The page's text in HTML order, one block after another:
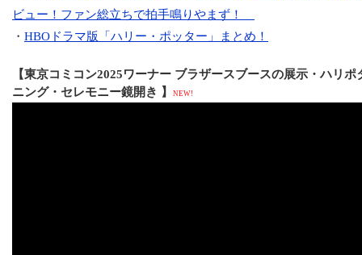
ビュー！ファン総立ちで拍手鳴りやまず！
・ HBOドラマ版「ハリー・ポッター」まとめ！
【東京コミコン2025ワーナー ブラザースブースの展示・ハリ
ニング・セレモニー鏡開き 】
NEW!